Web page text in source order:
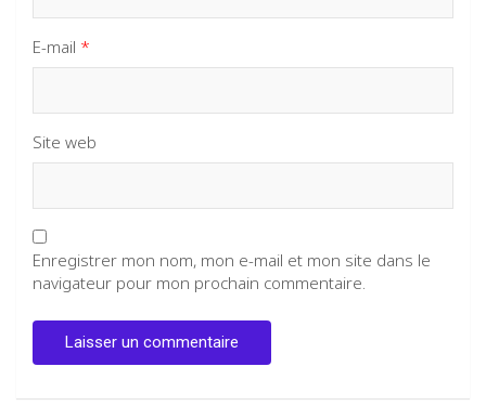
E-mail *
Site web
Enregistrer mon nom, mon e-mail et mon site dans le
navigateur pour mon prochain commentaire.